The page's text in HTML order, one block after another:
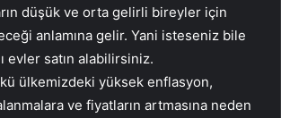
düşük ve orta gelirli bireyler için
anlamına gelir. Yani isteseniz bile
evler satın alabilirsiniz.
ülkemizdeki yüksek enflasyon,
ve fiyatların artmasına neden